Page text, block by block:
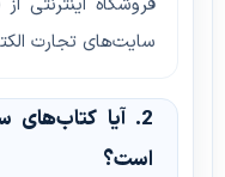
سایت‌های تجارت
2. آیا
است؟